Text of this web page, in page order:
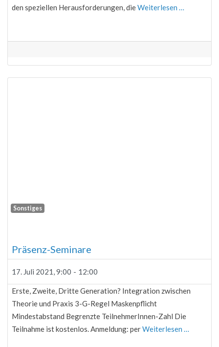
den speziellen Herausforderungen, dieWeiterlesen …
Sonstiges
Präsenz-Seminare
17. Juli 2021, 9:00 - 12:00
Erste, Zweite, Dritte Generation? Integration zwischen
Theorie und Praxis 3-G-Regel Maskenpflicht
Mindestabstand Begrenzte TeilnehmerInnen-Zahl Die
Teilnahme ist kostenlos. Anmeldung: perWeiterlesen …